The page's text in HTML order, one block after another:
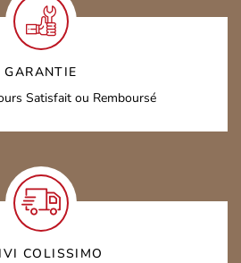
GARANTIE
Satisfait ou Remboursé
COLISSIMO